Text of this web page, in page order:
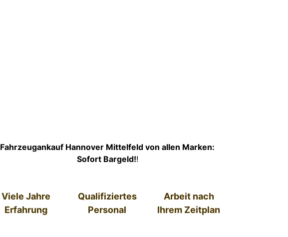
Fahrzeugankauf Hannover Mittelfeld von allen Marken:
Sofort Bargeld!!
Viele Jahre
Erfahrung
Qualifiziertes
Personal
Arbeit nach
Ihrem Zeitplan